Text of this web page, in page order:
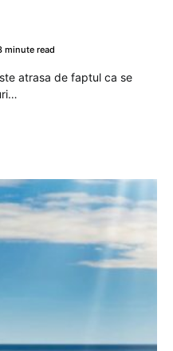
minute read
atrasa de faptul ca se